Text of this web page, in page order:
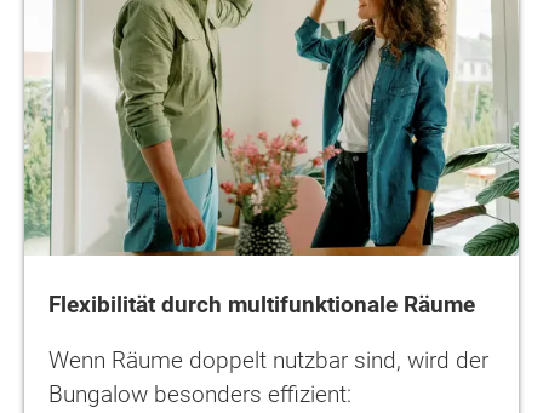
Flexibilität durch multifunktionale Räume
Wenn Räume doppelt nutzbar sind, wird der
Bungalow besonders effizient: